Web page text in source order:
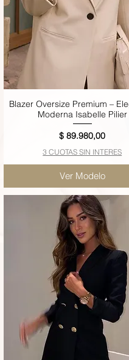
Vista rápida
Blazer Oversize Premium –
Moderna Isabelle Pilier
Precio
$ 89.980,00
3 CUOTAS SIN INTERES
Ver Modelo